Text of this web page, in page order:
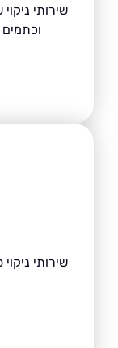
שירותי ניקוי
וכתמים
שירותי ניקוי ספות